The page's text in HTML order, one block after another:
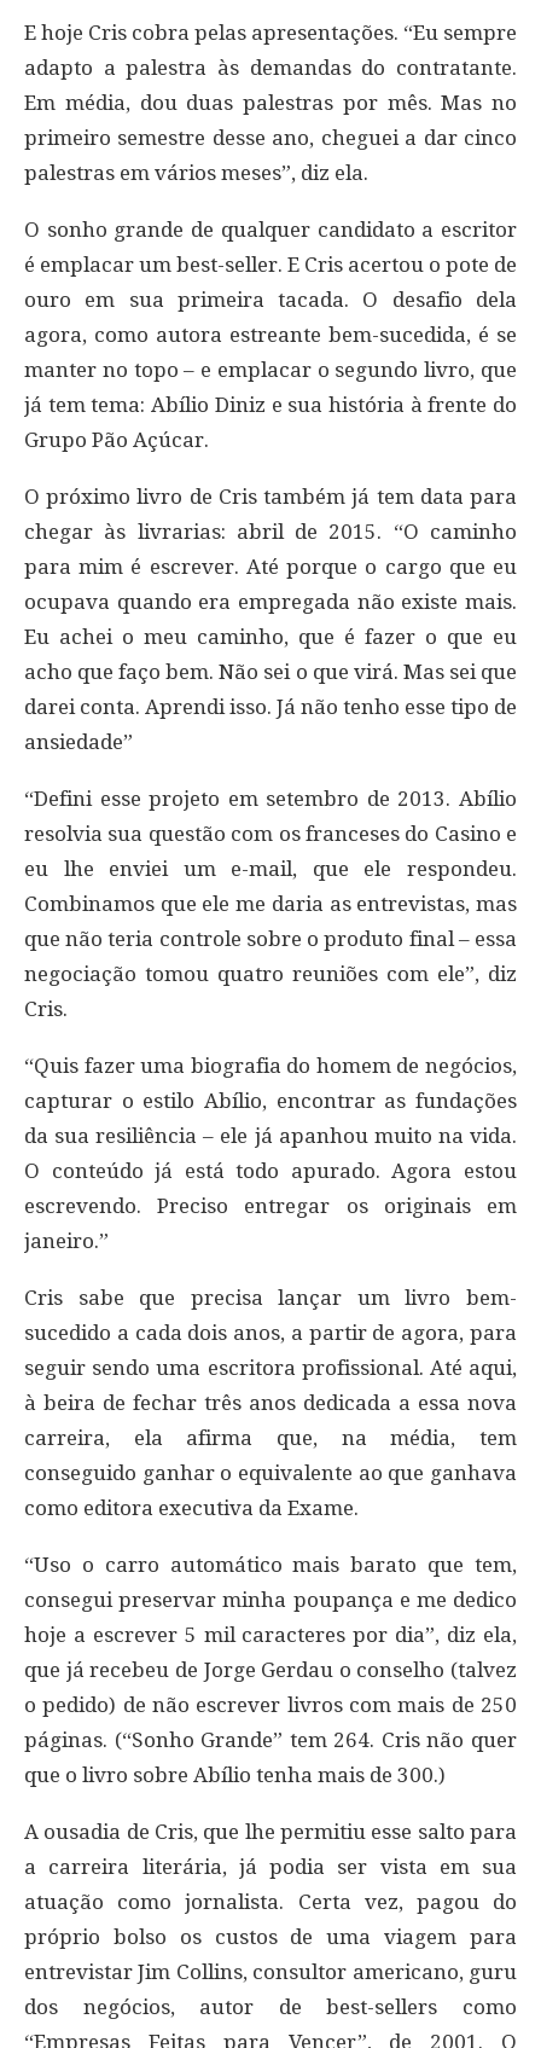
E hoje Cris cobra pelas apresentações. “Eu sempre
adapto a palestra às demandas do contratante.
Em média, dou duas palestras por mês. Mas no
primeiro semestre desse ano, cheguei a dar cinco
palestras em vários meses”, diz ela.
O sonho grande de qualquer candidato a escritor
é emplacar um best-seller. E Cris acertou o pote de
ouro em sua primeira tacada. O desafio dela
agora, como autora estreante bem-sucedida, é se
manter no topo – e emplacar o segundo livro, que
já tem tema: Abílio Diniz e sua história à frente do
Grupo Pão Açúcar.
O próximo livro de Cris também já tem data para
chegar às livrarias: abril de 2015. “O caminho
para mim é escrever. Até porque o cargo que eu
ocupava quando era empregada não existe mais.
Eu achei o meu caminho, que é fazer o que eu
acho que faço bem. Não sei o que virá. Mas sei que
darei conta. Aprendi isso. Já não tenho esse tipo de
ansiedade”
“Defini esse projeto em setembro de 2013. Abílio
resolvia sua questão com os franceses do Casino e
eu lhe enviei um e-mail, que ele respondeu.
Combinamos que ele me daria as entrevistas, mas
que não teria controle sobre o produto final – essa
negociação tomou quatro reuniões com ele”, diz
Cris.
“Quis fazer uma biografia do homem de negócios,
capturar o estilo Abílio, encontrar as fundações
da sua resiliência – ele já apanhou muito na vida.
O conteúdo já está todo apurado. Agora estou
escrevendo. Preciso entregar os originais em
janeiro.”
Cris sabe que precisa lançar um livro bem-
sucedido a cada dois anos, a partir de agora, para
seguir sendo uma escritora profissional. Até aqui,
à beira de fechar três anos dedicada a essa nova
carreira, ela afirma que, na média, tem
conseguido ganhar o equivalente ao que ganhava
como editora executiva da Exame.
“Uso o carro automático mais barato que tem,
consegui preservar minha poupança e me dedico
hoje a escrever 5 mil caracteres por dia”, diz ela,
que já recebeu de Jorge Gerdau o conselho (talvez
o pedido) de não escrever livros com mais de 250
páginas. (“Sonho Grande” tem 264. Cris não quer
que o livro sobre Abílio tenha mais de 300.)
A ousadia de Cris, que lhe permitiu esse salto para
a carreira literária, já podia ser vista em sua
atuação como jornalista. Certa vez, pagou do
próprio bolso os custos de uma viagem para
entrevistar Jim Collins, consultor americano, guru
dos negócios, autor de best-sellers como
“Empresas Feitas para Vencer”, de 2001. O